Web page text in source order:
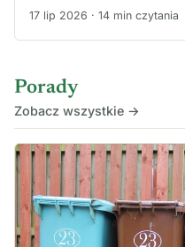
17 lip 2026 · 14 min czytania
Porady
Zobacz wszystkie →